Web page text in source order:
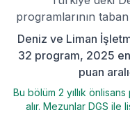
programlarının
Deniz ve Liman
32 program, 2025 en
puan
Bu bölüm 2 yıllık
alır. Mezunlar DGS ile